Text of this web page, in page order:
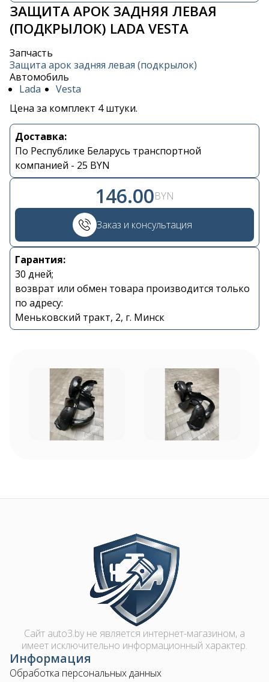
ЗАЩИТА АРОК ЗАДНЯЯ ЛЕВАЯ
(ПОДКРЫЛОК) LADA VESTA
Запчасть
Защита арок задняя левая (подкрылок)
Автомобиль
Lada
Vesta
Цена за комплект 4 штуки.
Доставка:
По Республике Беларусь транспортной
компанией - 25 BYN
146.00BYN
Заказ и консультация
Гарантия:
30 дней;
возврат или обмен товара производится только
по адресу:
Меньковский тракт, 2, г. Минск
Контакты
+375 29 870 15 80
Viber
shupik21@bk.ru
Image
Сайт auto3.by не является интернет-магазином, а
имеет исключительно информационный характер.
Информация
Обработка персональных данных